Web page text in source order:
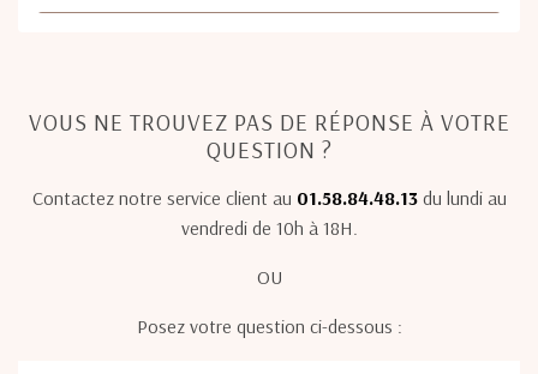
VOUS NE TROUVEZ PAS DE RÉPONSE À VOTRE
QUESTION ?
Contactez notre service client au 01.58.84.48.13du lundi au
vendredi de 10h à 18H.
OU
Posez votre question ci-dessous :